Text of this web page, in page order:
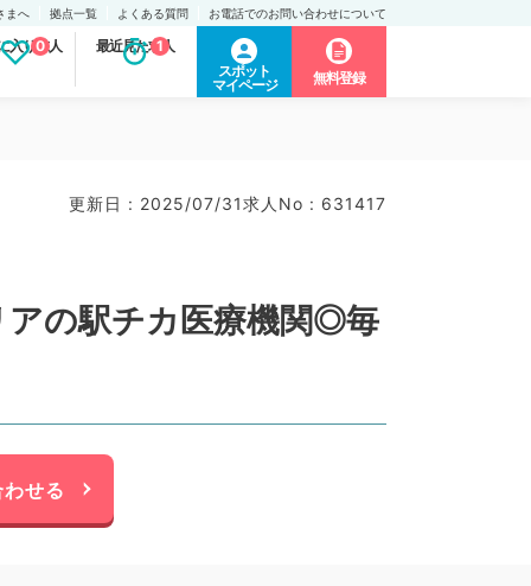
まへ 拠点一覧 よくある質問 お電話でのお問い合わせについて
入り求人
0 最近見た求人
1
スポット
マイページ
無料登録
更新日 : 2025/07/31求人No : 631417
の駅チカ医療機関◎毎
せる